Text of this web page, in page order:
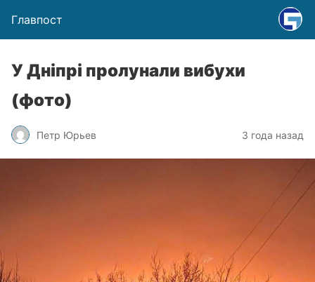
Главпост
У Дніпрі пролунали вибухи
(фото)
Петр Юрьев 3 года назад